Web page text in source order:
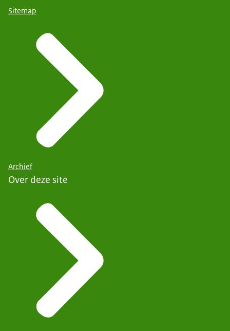
Sitemap
Archief
Over deze site